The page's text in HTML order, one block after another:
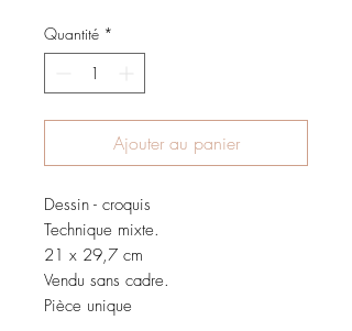
Quantité *
Ajouter au panier
Dessin - croquis
Technique mixte.
21 x 29,7 cm
Vendu sans cadre.
Pièce unique